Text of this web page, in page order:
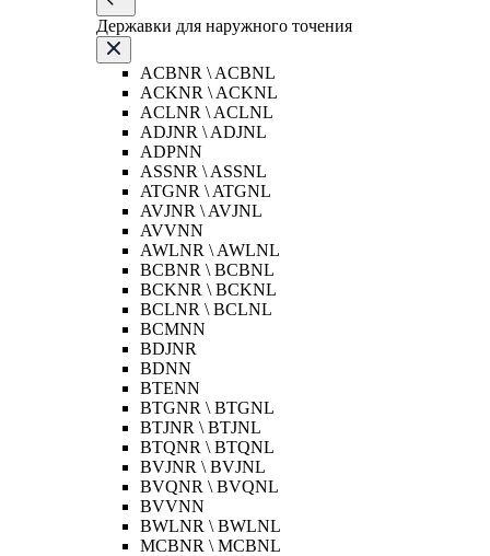
Державки для наружного точения
ACBNR \ ACBNL
ACKNR \ ACKNL
ACLNR \ ACLNL
ADJNR \ ADJNL
ADPNN
ASSNR \ ASSNL
ATGNR \ ATGNL
AVJNR \ AVJNL
AVVNN
AWLNR \ AWLNL
BCBNR \ BCBNL
BCKNR \ BCKNL
BCLNR \ BCLNL
BCMNN
BDJNR
BDNN
BTENN
BTGNR \ BTGNL
BTJNR \ BTJNL
BTQNR \ BTQNL
BVJNR \ BVJNL
BVQNR \ BVQNL
BVVNN
BWLNR \ BWLNL
MCBNR \ MCBNL